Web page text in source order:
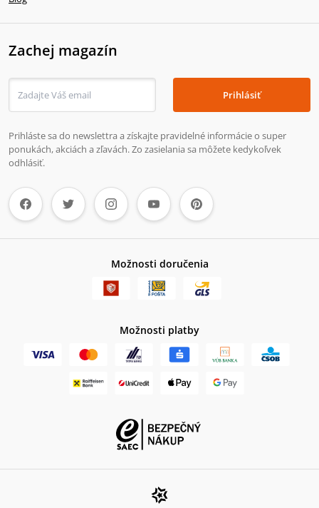
Zachej magazín
Prihlásiť
Prihláste sa do newslettra a získajte pravidelné informácie o super
ponukách, akciách a zľavách. Zo zasielania sa môžete kedykoľvek
odhlásiť.
Možnosti doručenia
Možnosti platby